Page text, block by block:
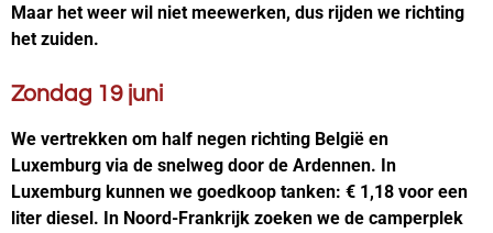
Maar het weer wil niet meewerken, dus rijden we richting
het zuiden.
Zondag 19 juni
We vertrekken om half negen richting België en
Luxemburg via de snelweg door de Ardennen. In
Luxemburg kunnen we goedkoop tanken: € 1,18 voor een
liter diesel. In Noord-Frankrijk zoeken we de camperplek